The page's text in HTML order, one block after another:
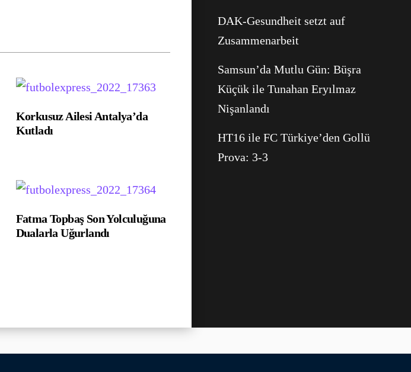
Korkusuz Ailesi Antalya’da
Kutladı
Fatma Topbaş Son Yolculuğuna
Dualarla Uğurlandı
DAK-Gesundheit setzt auf
Zusammenarbeit
Samsun’da Mutlu Gün: Büşra
Küçük ile Tunahan Eryılmaz
Nişanlandı
HT16 ile FC Türkiye’den Gollü
Prova: 3-3